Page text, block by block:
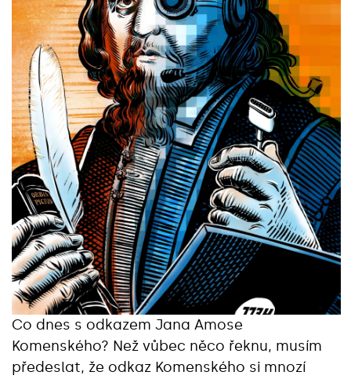
Co dnes s odkazem Jana Amose
Komenského? Než vůbec něco řeknu, musím
předeslat, že odkaz Komenského si mnozí